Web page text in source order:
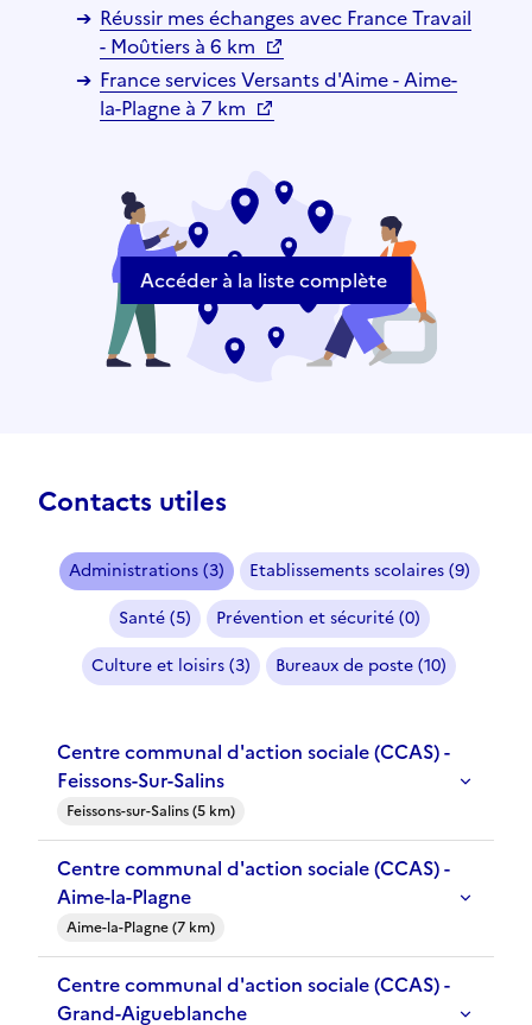
Réussir mes échanges avec France Travail
- Moûtiers à 6 km
France services Versants d'Aime - Aime-
la-Plagne à 7 km
Accéder à la liste complète
Contacts utiles
Administrations (3)
Etablissements scolaires (9)
Santé (5)
Prévention et sécurité (0)
Culture et loisirs (3)
Bureaux de poste (10)
Centre communal d'action sociale (CCAS) -
Feissons-Sur-Salins
Feissons-sur-Salins (5 km)
Centre communal d'action sociale (CCAS) -
Aime-la-Plagne
Aime-la-Plagne (7 km)
Centre communal d'action sociale (CCAS) -
Grand-Aigueblanche